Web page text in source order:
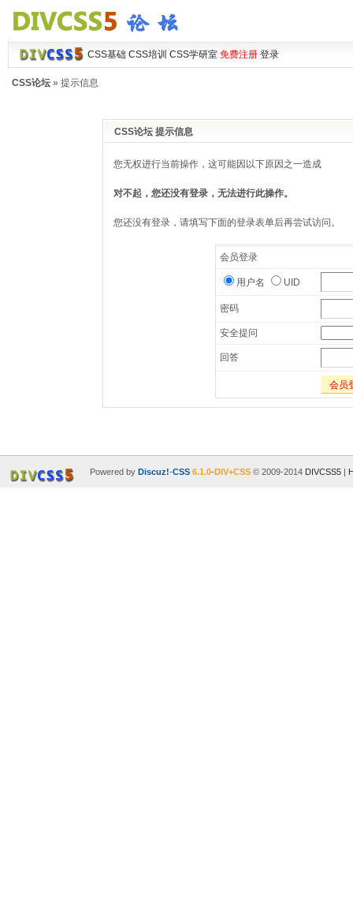
CSS基础 CSS培训 CSS学研室 免费注册 登录
CSS论坛» 提示信息
CSS论坛 提示信息
您无权进行当前操作，这可能因以下原因之一造成
对不起，您还没有登录，无法进行此操作。
您还没有登录，请填写下面的登录表单后再尝试访问。
会员登录
用户名 UID
密码
安全提问
回答
会员
Powered by Discuz!-CSS 6.1.0-DIV+CSS© 2009-2014 DIVCSS5|